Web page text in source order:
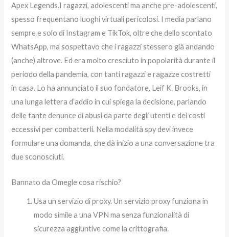
Apex Legends.I ragazzi, adolescenti ma anche pre-adolescenti,
spesso frequentano luoghi virtuali pericolosi. I media parlano
sempre e solo di Instagram e TikTok, oltre che dello scontato
WhatsApp, ma sospettavo che i ragazzi stessero già andando
(anche) altrove. Ed era molto cresciuto in popolarità durante il
periodo della pandemia, con tanti ragazzi e ragazze costretti
in casa. Lo ha annunciato il suo fondatore, Leif K. Brooks, in
una lunga lettera d’addio in cui spiega la decisione, parlando
delle tante denunce di abusi da parte degli utenti e dei costi
eccessivi per combatterli. Nella modalità spy devi invece
formulare una domanda, che dà inizio a una conversazione tra
due sconosciuti.
Bannato da Omegle cosa rischio?
Usa un servizio di proxy. Un servizio proxy funziona in
modo simile a una VPN ma senza funzionalità di
sicurezza aggiuntive come la crittografia.